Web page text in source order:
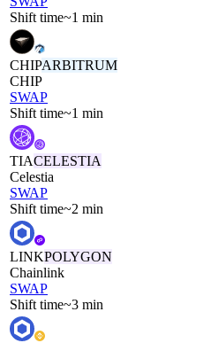
Shift time~1 min
CHIPARBITRUM
CHIP
SWAP
Shift time~1 min
TIACELESTIA
Celestia
SWAP
Shift time~2 min
LINKPOLYGON
Chainlink
SWAP
Shift time~3 min